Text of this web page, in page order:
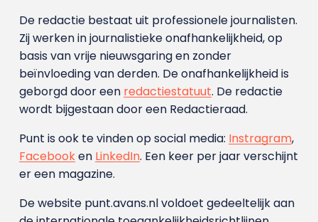
De redactie bestaat uit professionele journalisten.
Zij werken in journalistieke onafhankelijkheid, op
basis van vrije nieuwsgaring en zonder
beïnvloeding van derden. De onafhankelijkheid is
geborgd door een redactiestatuut. De redactie
wordt bijgestaan door een Redactieraad.
Punt is ook te vinden op social media: Instragram,
Facebooken LinkedIn. Een keer per jaar verschijnt
er een magazine.
De website punt.avans.nl voldoet gedeeltelijk aan